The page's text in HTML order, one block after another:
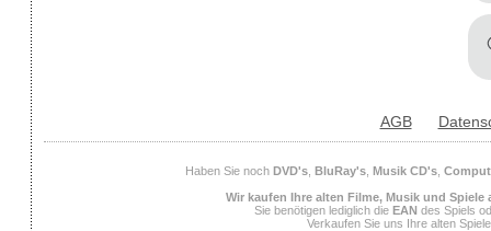
AGB
Haben Sie noch DVD's, BluRay's, Musik CD's,
Wir kaufen Ihre alten Filme, Musik und Spiele
Sie benötigen lediglich die EAN des Spiels
Verkaufen Sie uns Ihre alten